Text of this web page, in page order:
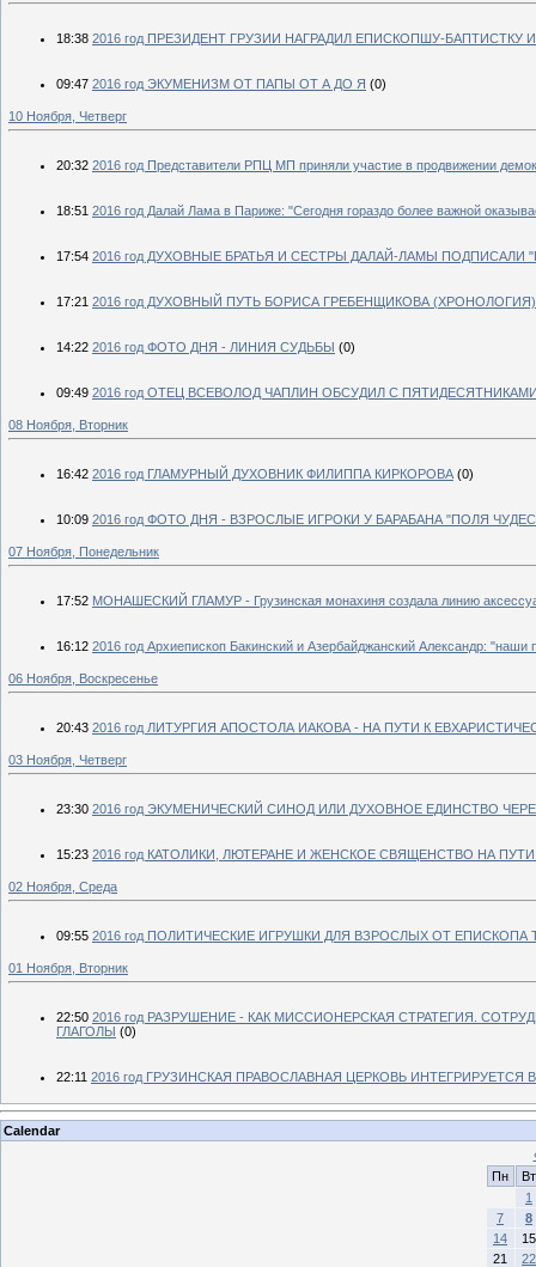
18:38 2016 год ПРЕЗИДЕНТ ГРУЗИИ НАГРАДИЛ ЕПИСКОПШУ-
09:47 2016 год ЭКУМЕНИЗМ ОТ ПАПЫ ОТ А ДО Я (0)
10 Ноября, Четверг
20:32 2016 год Представители РПЦ МП приняли участие в продвижении
18:51 2016 год Далай Лама в Париже: "Сегодня гораздо более важной
17:54 2016 год ДУХОВНЫЕ БРАТЬЯ И СЕСТРЫ ДАЛАЙ-ЛАМЫ ПОДПИСАЛИ
17:21 2016 год ДУХОВНЫЙ ПУТЬ БОРИСА ГРЕБЕНЩИКОВА (ХРОНОЛОГИЯ)
14:22 2016 год ФОТО ДНЯ - ЛИНИЯ СУДЬБЫ (0)
09:49 2016 год ОТЕЦ ВСЕВОЛОД ЧАПЛИН ОБСУДИЛ С
08 Ноября, Вторник
16:42 2016 год ГЛАМУРНЫЙ ДУХОВНИК ФИЛИППА КИРКОРОВА (0)
10:09 2016 год ФОТО ДНЯ - ВЗРОСЛЫЕ ИГРОКИ У БАРАБАНА "ПОЛЯ
07 Ноября, Понедельник
17:52 МОНАШЕСКИЙ ГЛАМУР - Грузинская монахиня создала линию
16:12 2016 год Архиепископ Бакинский и Азербайджанский Александр:
06 Ноября, Воскресенье
20:43 2016 год ЛИТУРГИЯ АПОСТОЛА ИАКОВА - НА ПУТИ К
03 Ноября, Четверг
23:30 2016 год ЭКУМЕНИЧЕСКИЙ СИНОД ИЛИ ДУХОВНОЕ ЕДИНСТВО
15:23 2016 год КАТОЛИКИ, ЛЮТЕРАНЕ И ЖЕНСКОЕ СВЯЩЕНСТВО НА
02 Ноября, Среда
09:55 2016 год ПОЛИТИЧЕСКИЕ ИГРУШКИ ДЛЯ ВЗРОСЛЫХ ОТ
01 Ноября, Вторник
22:50 2016 год РАЗРУШЕНИЕ - КАК МИССИОНЕРСКАЯ СТРАТЕГИЯ.
ГЛАГОЛЫ (0)
22:11 2016 год ГРУЗИНСКАЯ ПРАВОСЛАВНАЯ ЦЕРКОВЬ ИНТЕГРИРУЕТСЯ
Calendar
Пн
Вт
1
7
8
14
15
21
22